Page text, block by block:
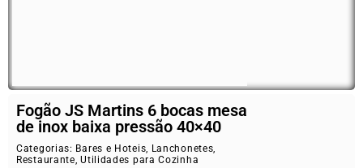
Fogão JS Martins 6 bocas mesa
de inox baixa pressão 40×40
Categorias: Bares e Hoteis, Lanchonetes,
Restaurante,Utilidades para Cozinha